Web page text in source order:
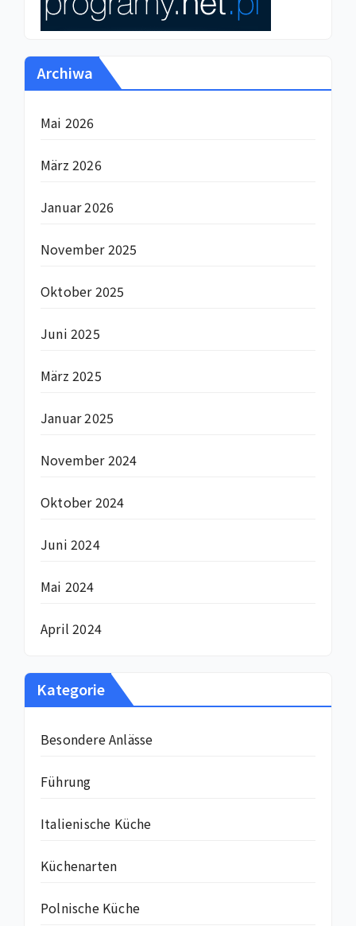
Archiwa
Mai 2026
März 2026
Januar 2026
November 2025
Oktober 2025
Juni 2025
März 2025
Januar 2025
November 2024
Oktober 2024
Juni 2024
Mai 2024
April 2024
Kategorie
Besondere Anlässe
Führung
Italienische Küche
Küchenarten
Polnische Küche